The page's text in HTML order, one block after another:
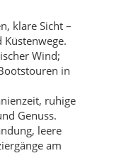
klare Sicht –
Wind;
in
ruhige
Genuss.
leere
am